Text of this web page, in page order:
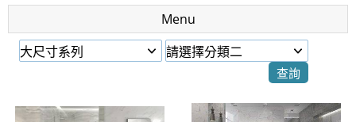
原Line已滿 無法加Line好友 請親愛的客戶加入
LINE官方帳號@a0975005573
開車：中山路1段 到永平路路口(樂華夜市口)門口可
捷運： 中和線【頂溪站 2 號出口】往中山路1段139
Menu